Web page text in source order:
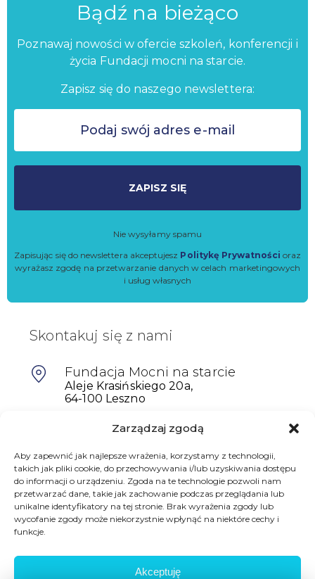
Zarządzaj zgodą
Aby zapewnić jak najlepsze wrażenia, korzystamy z technologii,
takich jak pliki cookie, do przechowywania i/lub uzyskiwania dostępu
do informacji o urządzeniu. Zgoda na te technologie pozwoli nam
przetwarzać dane, takie jak zachowanie podczas przeglądania lub
unikalne identyfikatory na tej stronie. Brak wyrażenia zgody lub
wycofanie zgody może niekorzystnie wpłynąć na niektóre cechy i
funkcje.
Akceptuję
Bądź na bieżąco
Poznawaj nowości w ofercie szkoleń, konferencji i
życia Fundacji mocni na starcie.
Zapisz się do naszego newslettera:
ZAPISZ SIĘ
Nie wysyłamy spamu
Zapisując się do newslettera akceptujesz Politykę Prywatności oraz
wyrażasz zgodę na przetwarzanie danych w celach marketingowych
i usług własnych
Skontakuj się z nami
Fundacja Mocni na starcie
Aleje Krasińskiego 20a,
64-100 Leszno
601698402
biuro@mocninastarcie.pl